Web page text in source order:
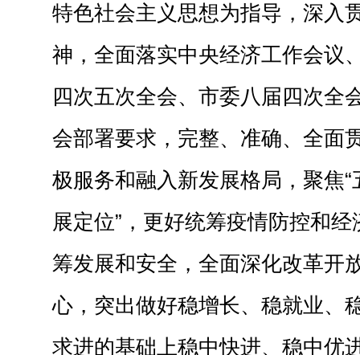
特色社会主义思想为指导，深入
神，全面落实中央经济工作会议
四次五次全会、市委八届四次全
会部署要求，完整、准确、全面
极服务和融入新发展格局，聚焦“
展定位”，更好统筹疫情防控和
筹发展和安全，全面深化改革开
心，突出做好稳增长、稳就业、
求进的基础上稳中快进、稳中优